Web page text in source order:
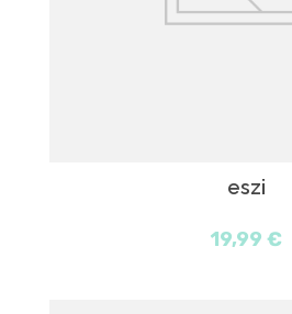
eszi
19,99 €